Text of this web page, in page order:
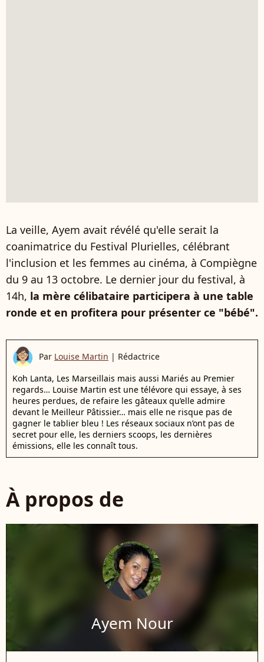
La veille, Ayem avait révélé qu'elle serait la
coanimatrice du Festival Plurielles, célébrant
l'inclusion et les femmes au cinéma, à Compiègne
du 9 au 13 octobre. Le dernier jour du festival, à
14h, la mère célibataire participera à une table
ronde et en profitera pour présenter ce "bébé".
Par Louise Martin | Rédactrice
Koh Lanta, Les Marseillais mais aussi Mariés au Premier
regards… Louise Martin est une télévore qui essaye, à ses
heures perdues, de refaire les gâteaux qu’elle admire
devant le Meilleur Pâtissier… mais elle ne risque pas de
gagner le tablier bleu ! Les réseaux sociaux n’ont pas de
secret pour elle, les derniers scoops, les dernières
émissions, elle les connaît tous.
À propos de
Ayem Nour